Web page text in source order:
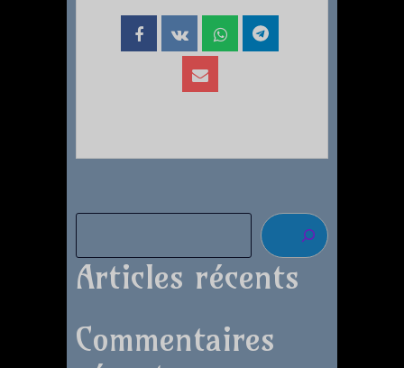
Articles récents
Commentaires